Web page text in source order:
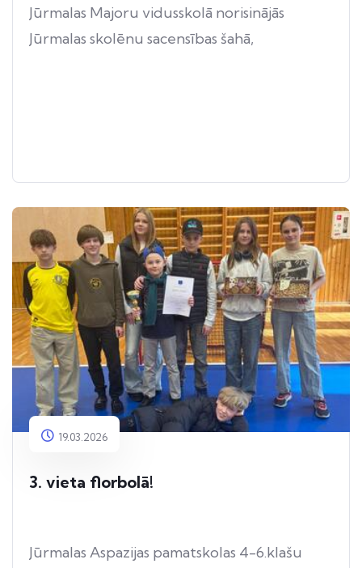
Jūrmalas Majoru vidusskolā norisinājās
Jūrmalas skolēnu sacensības šahā,
19.03.2026
3. vieta florbolā!
Jūrmalas Aspazijas pamatskolas 4-6.klašu